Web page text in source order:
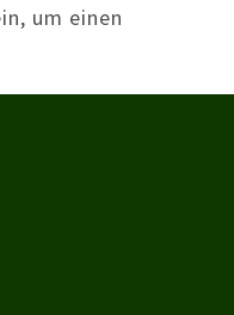
um einen